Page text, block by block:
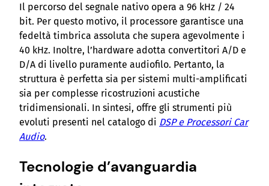
s
s
o
r
e
d
i
g
i
t
e
Il percorso del segnale nativo opera a 96 kHz / 24
bit. Per questo motivo, il processore garantisce una
fedeltà timbrica assoluta che supera agevolmente i
40 kHz. Inoltre, l’hardware adotta convertitori A/D e
D/A di livello puramente audiofilo. Pertanto, la
struttura è perfetta sia per sistemi multi-amplificati
sia per complesse ricostruzioni acustiche
tridimensionali. In sintesi, offre gli strumenti più
evoluti presenti nel catalogo di DSP e Processori Car
Audio.
Tecnologie d’avanguardia